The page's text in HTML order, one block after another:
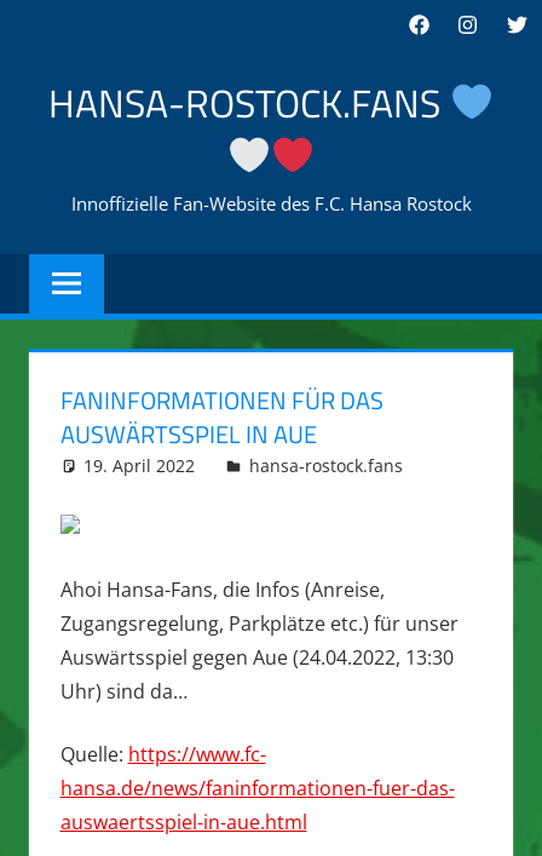
springen
Facebook
HANSA-ROSTOCK.FANS
Innoffizielle Fan-Website des F.C. Hansa Rostock
FANINFORMATIONEN FÜR DAS
AUSWÄRTSSPIEL IN AUE
19. April 2022 integromat
hansa-rostock.fans
Ahoi Hansa-Fans, die Infos (Anreise,
Zugangsregelung, Parkplätze etc.) für unser
Auswärtsspiel gegen Aue (24.04.2022, 13:30
Uhr) sind da…
Quelle: https://www.fc-
hansa.de/news/faninformationen-fuer-das-
auswaertsspiel-in-aue.html